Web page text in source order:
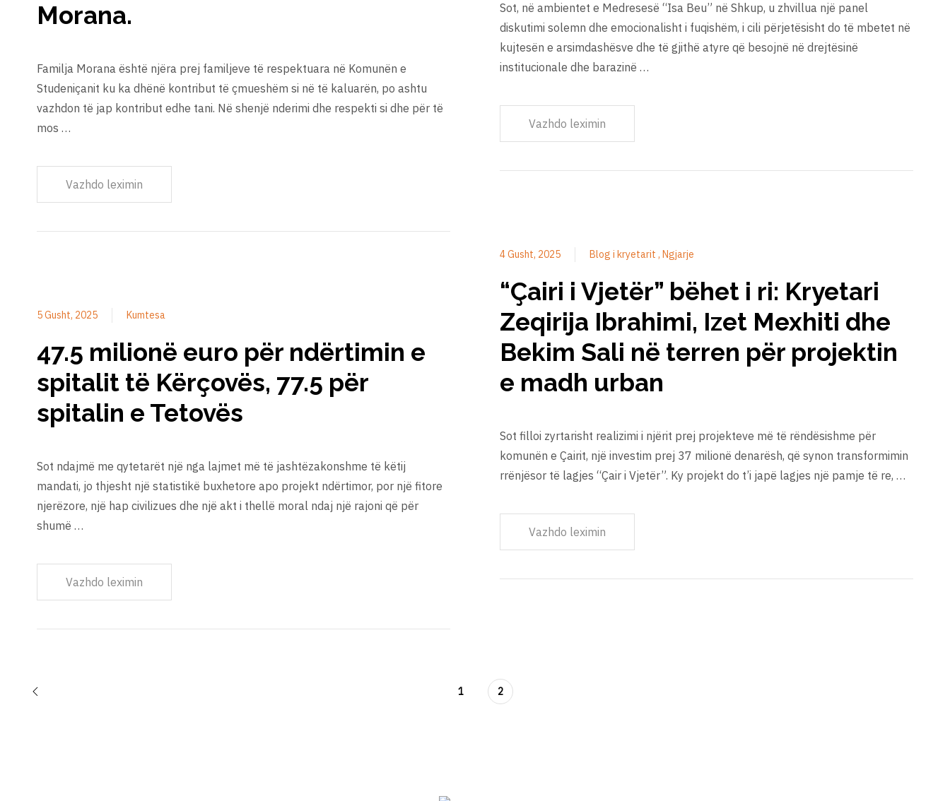
Morana.
Familja Morana është njëra prej familjeve të respektuara në Komunën e
Studeniçanit ku ka dhënë kontribut të çmueshëm si në të kaluarën, po ashtu
vazhdon të jap kontribut edhe tani. Në shenjë nderimi dhe respekti si dhe për të
mos …
Vazhdo leximin
5 Gusht, 2025 Kumtesa
47.5 milionë euro për ndërtimin e
spitalit të Kërçovës, 77.5 për
spitalin e Tetovës
Sot ndajmë me qytetarët një nga lajmet më të jashtëzakonshme të këtij
mandati, jo thjesht një statistikë buxhetore apo projekt ndërtimor, por një fitore
njerëzore, një hap civilizues dhe një akt i thellë moral ndaj një rajoni që për
shumë …
Vazhdo leximin
Sot, në ambientet e Medresesë “Isa Beu” në Shkup, u zhvillua një panel
diskutimi solemn dhe emocionalisht i fuqishëm, i cili përjetësisht do të mbetet në
kujtesën e arsimdashësve dhe të gjithë atyre që besojnë në drejtësinë
institucionale dhe barazinë …
Vazhdo leximin
4 Gusht, 2025 Blog i kryetarit Ngjarje
“Çairi i Vjetër” bëhet i ri: Kryetari
Zeqirija Ibrahimi, Izet Mexhiti dhe
Bekim Sali në terren për projektin
e madh urban
Sot filloi zyrtarisht realizimi i njërit prej projekteve më të rëndësishme për
komunën e Çairit, një investim prej 37 milionë denarësh, që synon transformimin
rrënjësor të lagjes “Çair i Vjetër”. Ky projekt do t’i japë lagjes një pamje të re, …
Vazhdo leximin
1 2